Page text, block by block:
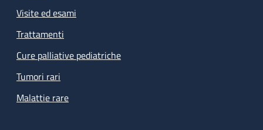
Visite ed esami
Trattamenti
Cure palliative pediatriche
Tumori rari
Malattie rare